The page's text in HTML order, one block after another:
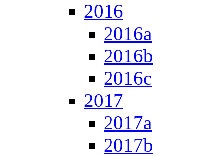
2016
2016a
2016b
2016c
2017
2017a
2017b